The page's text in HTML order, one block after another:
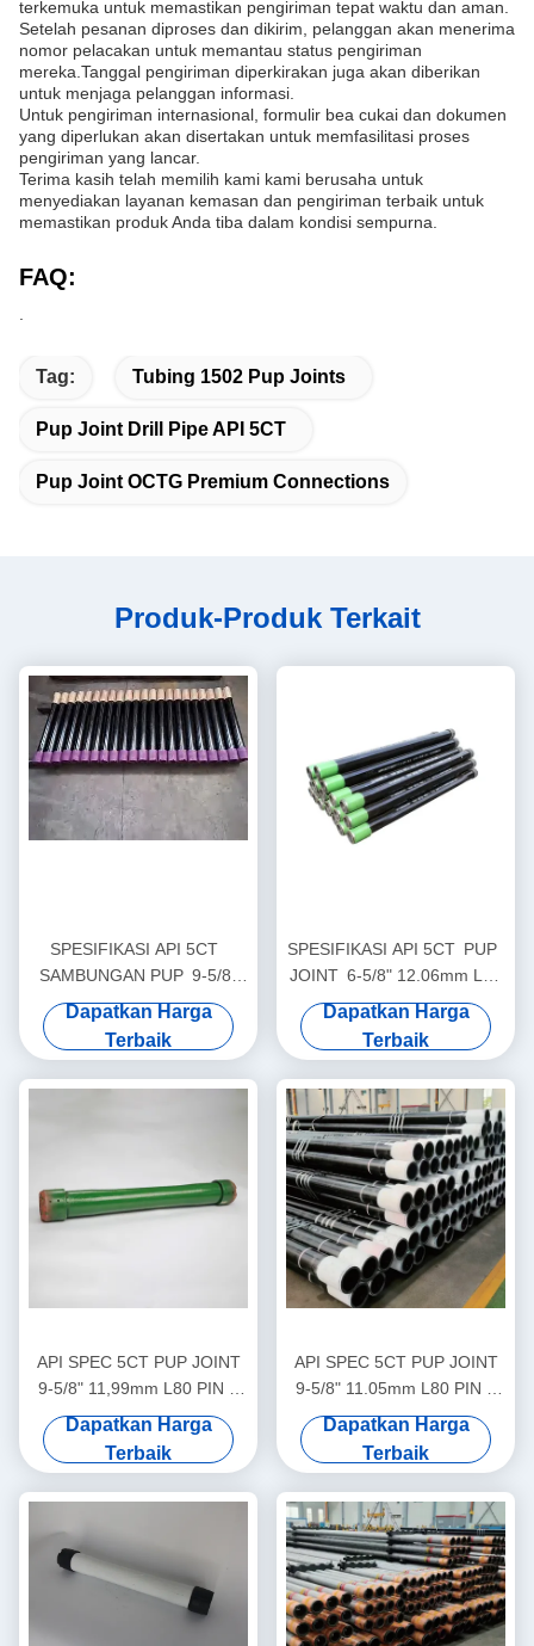
terkemuka untuk memastikan pengiriman tepat waktu dan aman.
Setelah pesanan diproses dan dikirim, pelanggan akan menerima
nomor pelacakan untuk memantau status pengiriman
mereka.Tanggal pengiriman diperkirakan juga akan diberikan
untuk menjaga pelanggan informasi.
Untuk pengiriman internasional, formulir bea cukai dan dokumen
yang diperlukan akan disertakan untuk memfasilitasi proses
pengiriman yang lancar.
Terima kasih telah memilih kami kami berusaha untuk
menyediakan layanan kemasan dan pengiriman terbaik untuk
memastikan produk Anda tiba dalam kondisi sempurna.
FAQ:
Tag: Tubing 1502 Pup Joints
Pup Joint Drill Pipe API 5CT
Pup Joint OCTG Premium Connections
Produk-Produk Terkait
SPESIFIKASI API 5CT
SAMBUNGAN PUP 9-5/8"
8.94mm M65 PIN X PIN LTC
untuk Semen Sumur Minyak
& Gas
Dapatkan Harga
Terbaik
SPESIFIKASI API 5CT PUP
JOINT 6-5/8" 12.06mm L80
PIN X PIN BTC untuk Semen
Sumur Minyak & Gas
Dapatkan Harga
Terbaik
API SPEC 5CT PUP JOINT
9-5/8" 11,99mm L80 PIN X
PIN LTC untuk Oil&Gas Well
Dapatkan Harga
Terbaik
API SPEC 5CT PUP JOINT
9-5/8" 11.05mm L80 PIN X
PIN LTC untuk Oil&Gas Well
Dapatkan Harga
Terbaik